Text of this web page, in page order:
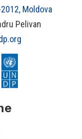
Moldova
Pelivan